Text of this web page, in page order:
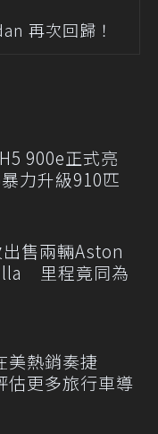
再次回歸！
900e正式亮
力升級910匹
售兩輛Aston
里程竟同為
美熱銷奏捷
估更多旅行車導